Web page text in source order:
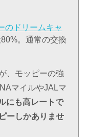
のドリームキャ
。通常の交換
、モッピーの強
マイルやJALマ
にも高レートで
ーしかありませ